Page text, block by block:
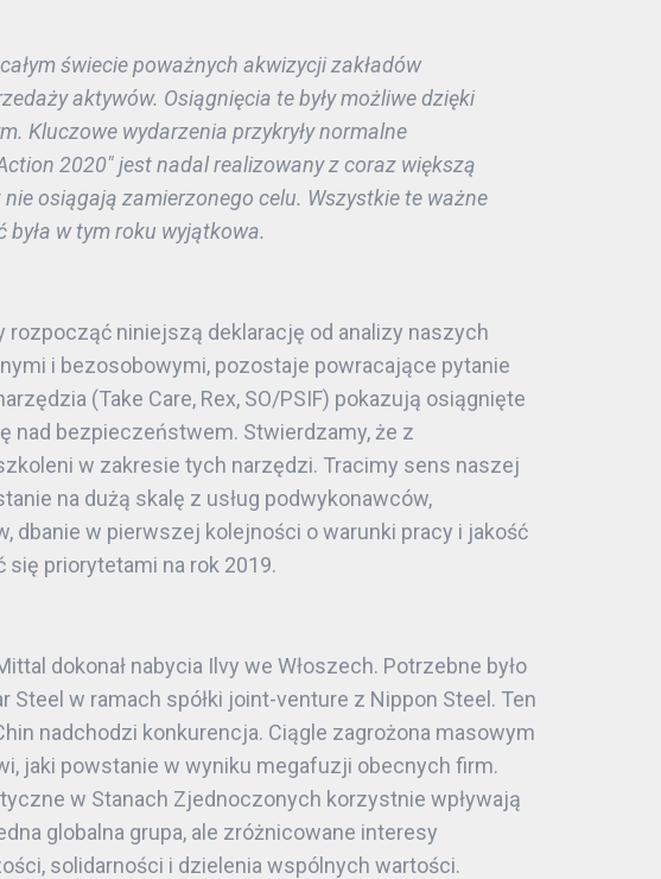
świecie poważnych akwizycji zakładów
aktywów. Osiągnięcia te były możliwe dzięki
Kluczowe wydarzenia przykryły normalne
2020″ jest nadal realizowany z coraz większą
osiągają zamierzonego celu. Wszystkie te ważne
była w tym roku wyjątkowa.
niniejszą deklarację od analizy naszych
i bezosobowymi, pozostaje powracające pytanie
(Take Care, Rex, SO/PSIF) pokazują osiągnięte
nad bezpieczeństwem. Stwierdzamy, że z
w zakresie tych narzędzi. Tracimy sens naszej
na dużą skalę z usług podwykonawców,
dbanie w pierwszej kolejności o warunki pracy i jakość
priorytetami na rok 2019.
dokonał nabycia Ilvy we Włoszech. Potrzebne było
w ramach spółki joint-venture z Nippon Steel. Ten
nadchodzi konkurencja. Ciągle zagrożona masowym
jaki powstanie w wyniku megafuzji obecnych firm.
w Stanach Zjednoczonych korzystnie wpływają
globalna grupa, ale zróżnicowane interesy
solidarności i dzielenia wspólnych wartości.